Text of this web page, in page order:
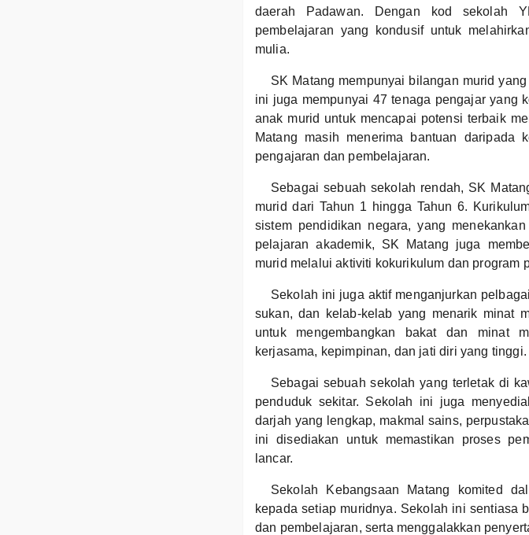
daerah Padawan. Dengan kod sekolah
pembelajaran yang kondusif untuk
mulia.
SK Matang mempunyai bilangan murid
ini juga mempunyai 47 tenaga pengajar yang
anak murid untuk mencapai potensi terbaik
Matang masih menerima bantuan daripada
pengajaran dan pembelajaran.
Sebagai sebuah sekolah rendah, SK
murid dari Tahun 1 hingga Tahun 6.
sistem pendidikan negara, yang
pelajaran akademik, SK Matang juga
murid melalui aktiviti kokurikulum dan program
Sekolah ini juga aktif menganjurkan
sukan, dan kelab-kelab yang menarik minat
untuk mengembangkan bakat dan minat
kerjasama, kepimpinan, dan jati diri yang tinggi.
Sebagai sebuah sekolah yang terletak di
penduduk sekitar. Sekolah ini juga
darjah yang lengkap, makmal sains,
ini disediakan untuk memastikan proses
lancar.
Sekolah Kebangsaan Matang komited
kepada setiap muridnya. Sekolah ini sentiasa
dan pembelajaran, serta menggalakkan